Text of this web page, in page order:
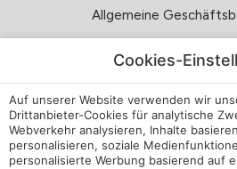
Allgemeine
Cookie-
Livro de
Cookies-
Auf unserer Website verwenden wir
Drittanbieter-Cookies für analytische
Webverkehr analysieren, Inhalte
personalisieren, soziale
personalisierte Werbung basierend auf